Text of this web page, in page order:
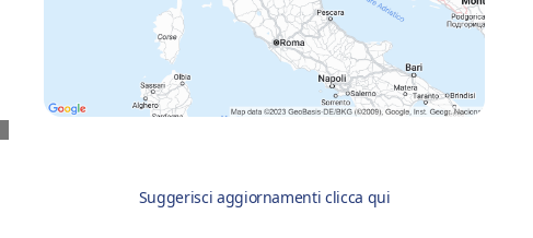
Suggerisci aggiornamenti clicca qui